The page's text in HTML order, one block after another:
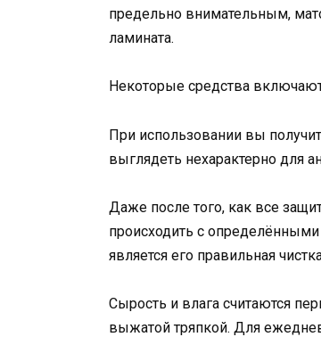
предельно внимательным,
ламината.
Некоторые средства
При использовании вы
выглядеть нехарактерно для
Даже после того, как все
происходить с
является его правильная
Сырость и влага считаются
выжатой тряпкой. Для